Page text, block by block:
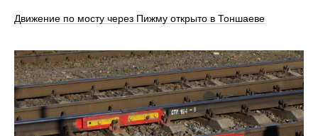
Движение по мосту через Пижму открыто в Тоншаеве